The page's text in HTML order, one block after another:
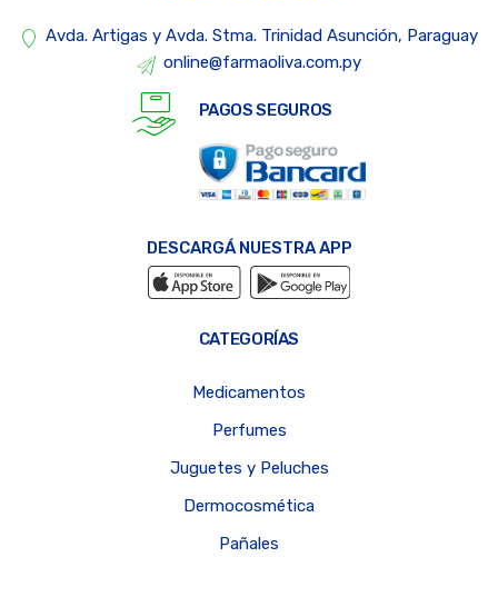
Avda. Artigas y Avda. Stma. Trinidad Asunción, Paraguay
online@farmaoliva.com.py
PAGOS SEGUROS
DESCARGÁ NUESTRA APP
CATEGORÍAS
Medicamentos
Perfumes
Juguetes y Peluches
Dermocosmética
Pañales